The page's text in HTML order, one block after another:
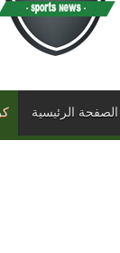
الصفحة الرئيسية